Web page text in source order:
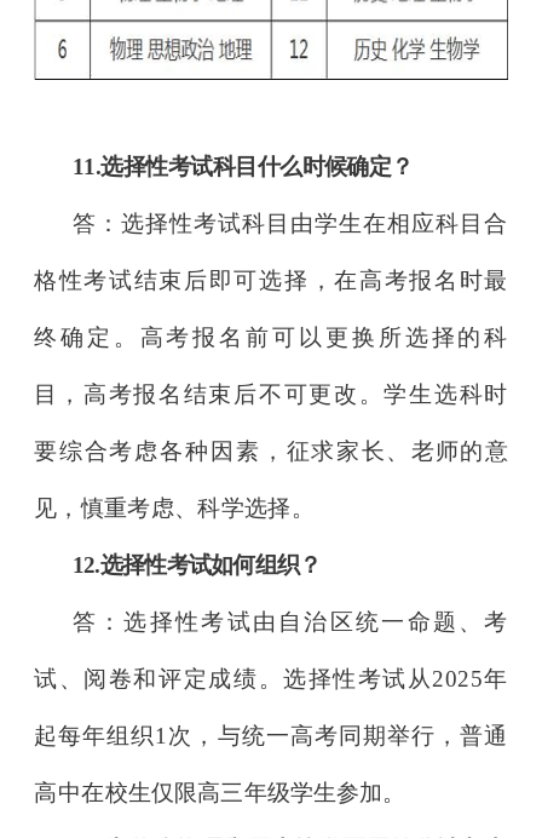
11.选择性考试科目什么时候确定？
答：选择性考试科目由学生在相应科目合
格性考试结束后即可选择，在高考报名时最
终确定。高考报名前可以更换所选择的科
目，高考报名结束后不可更改。学生选科时
要综合考虑各种因素，征求家长、老师的意
见，慎重考虑、科学选择。
12.选择性考试如何组织？
答：选择性考试由自治区统一命题、考
试、阅卷和评定成绩。选择性考试从2025年
起每年组织1次，与统一高考同期举行，普通
高中在校生仅限高三年级学生参加。